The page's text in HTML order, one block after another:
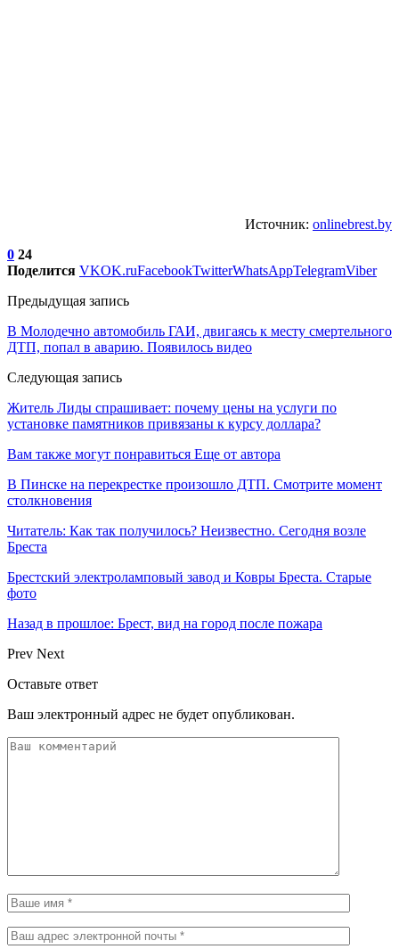
Источник: onlinebrest.by
0 24
Поделится VKOK.ruFacebookTwitterWhatsAppTelegramViber
Предыдущая запись
В Молодечно автомобиль ГАИ, двигаясь к месту смертельного
ДТП, попал в аварию. Появилось видео
Следующая запись
Житель Лиды спрашивает: почему цены на услуги по
установке памятников привязаны к курсу доллара?
Вам также могут понравиться Еще от автора
В Пинске на перекрестке произошло ДТП. Смотрите момент
столкновения
Читатель: Как так получилось? Неизвестно. Сегодня возле
Бреста
Брестский электроламповый завод и Ковры Бреста. Старые
фото
Назад в прошлое: Брест, вид на город после пожара
Prev Next
Оставьте ответ
Ваш электронный адрес не будет опубликован.